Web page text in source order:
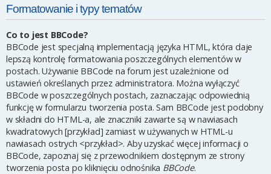
Formatowanie i typy tematów
Co to jest BBCode?
BBCode jest specjalną implementacją języka HTML, która daje
lepszą kontrolę formatowania poszczególnych elementów w
postach. Używanie BBCode na forum jest uzależnione od
ustawień określanych przez administratora. Można wyłączyć
BBCode w poszczególnych postach, zaznaczając odpowiednią
funkcję w formularzu tworzenia posta. Sam BBCode jest podobny
w składni do HTML-a, ale znaczniki zawarte są w nawiasach
kwadratowych [przykład] zamiast w używanych w HTML-u
nawiasach ostrych <przykład>. Aby uzyskać więcej informacji o
BBCode, zapoznaj się z przewodnikiem dostępnym ze strony
tworzenia posta po kliknięciu odnośnika BBCode.